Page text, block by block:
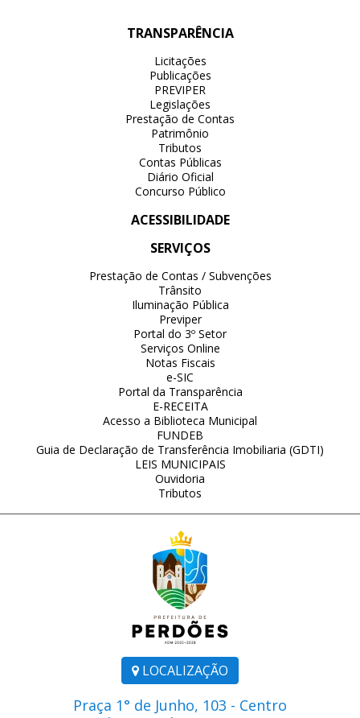
LOCALIZAÇÃO
Praça 1° de Junho, 103 - Centro
TRANSPARÊNCIA
Licitações
Publicações
PREVIPER
Legislações
Prestação de Contas
Patrimônio
Tributos
Contas Públicas
Diário Oficial
Concurso Público
ACESSIBILIDADE
SERVIÇOS
Prestação de Contas / Subvenções
Trânsito
Iluminação Pública
Previper
Portal do 3º Setor
Serviços Online
Notas Fiscais
e-SIC
Portal da Transparência
E-RECEITA
Acesso a Biblioteca Municipal
FUNDEB
Guia de Declaração de Transferência Imobiliaria (GDTI)
LEIS MUNICIPAIS
Ouvidoria
Tributos